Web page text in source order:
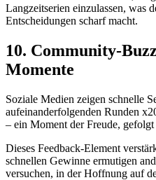
Langzeitserien einzulassen, was
Entscheidungen scharf macht.
10. Community-
Momente
Soziale Medien zeigen schnelle
aufeinanderfolgenden Runden
– ein Moment der Freude,
Dieses Feedback-Element
schnellen Gewinne ermutigen
versuchen, in der Hoffnung auf